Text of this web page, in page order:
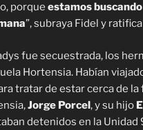
porque estamos
”, subraya Fidel y
fue secuestrada, los
Hortensia. Habían
tratar de estar cerca de la
Jorge Porcel, y su hijo
detenidos en la Unidad